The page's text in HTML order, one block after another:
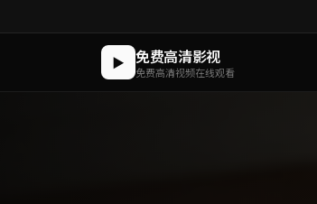
▶ 免费高清影视
免费高清视频在线观看